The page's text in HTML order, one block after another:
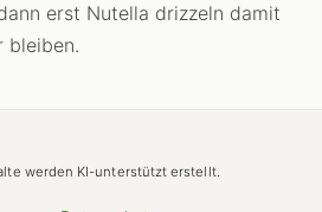
erst Nutella drizzeln damit
bleiben.
werden KI-unterstützt erstellt.